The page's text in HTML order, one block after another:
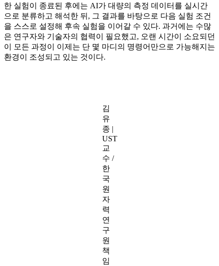
한 실험이 종료된 후에는 AI가 대량의 측정 데이터를 실시간
으로 분류하고 해석한 뒤, 그 결과를 바탕으로 다음 실험 조건
을 스스로 설정해 후속 실험을 이어갈 수 있다. 과거에는 수많
은 연구자와 기술자의 협력이 필요했고, 오랜 시간이 소요되던
이 모든 과정이 이제는 단 몇 마디의 명령어만으로 가능해지는
환경이 조성되고 있는 것이다.
김
유
종 |
UST
교
수 /
한
국
원
자
력
연
구
원
책
임